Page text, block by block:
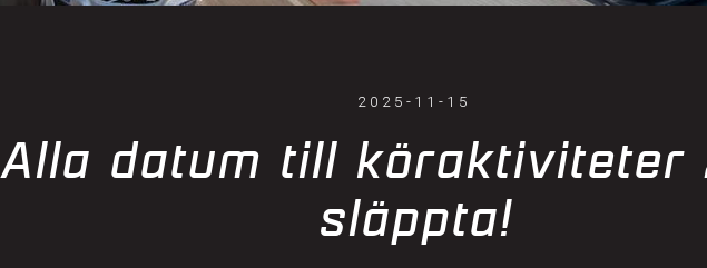
2025-11-15
Alla datum till köraktiviteter
släppta!